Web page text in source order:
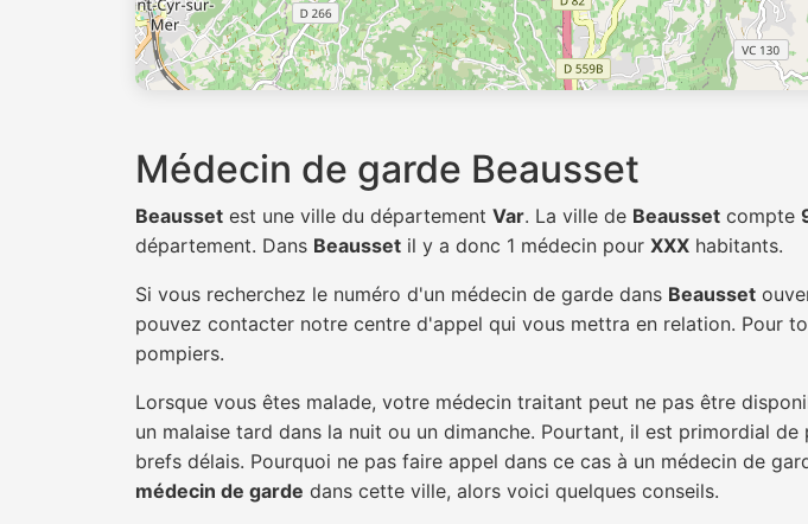
Médecin de garde Beausset
Beausset est une ville du département Var. La ville de Beausset compte
département. Dans Beausset il y a donc 1 médecin pour XXX habitants.
Si vous recherchez le numéro d'un médecin de garde dans Beausset
pouvez contacter notre centre d'appel qui vous mettra en relation. Pour
pompiers.
Lorsque vous êtes malade, votre médecin traitant peut ne pas être
un malaise tard dans la nuit ou un dimanche. Pourtant, il est primordial
brefs délais. Pourquoi ne pas faire appel dans ce cas à un médecin de
médecin de garde dans cette ville, alors voici quelques conseils.